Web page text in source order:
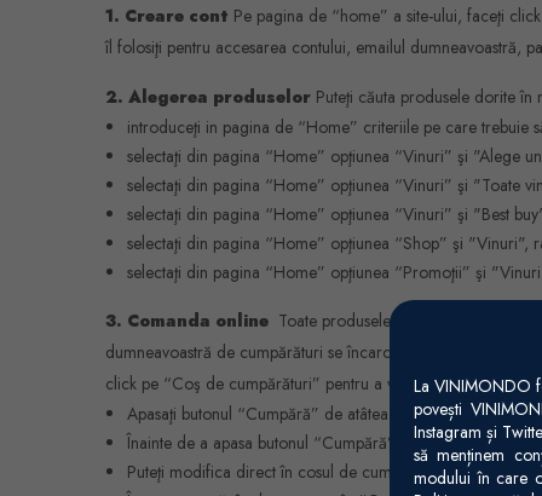
La VINIMONDO
povești
Instagram și
să menținem
modului în care
1. Creare cont Pe pagina de “home” a site-ului, faceţi
îl folosiţi pentru accesarea contului, emailul dumneavoastră,
2. Alegerea produselor Puteţi căuta produsele dorite în
introduceţi in pagina de “Home” criteriile pe care
selectaţi din pagina “Home” opţiunea “Vinuri” şi "Alege
selectaţi din pagina “Home” opţiunea “Vinuri” şi "Toate
selectaţi din pagina “Home” opţiunea “Vinuri” şi "Best
selectaţi din pagina “Home” opţiunea “Shop” şi "Vinuri",
selectaţi din pagina “Home” opţiunea “Promoţii” şi
3. Comanda online Toate produsele din site sunt
dumneavoastră de cumpărături se încarcă cu o bucată din
click pe “Coş de cumpărături” pentru a vedea conţinutul
Apasaţi butonul “Cumpără” de atâtea ori câte produse de
Înainte de a apasa butonul “Cumpără”, adăugaţi în
Puteţi modifica direct în cosul de cumpărături numărul